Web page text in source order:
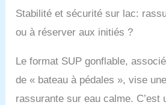
croisière
km/h.
optimale
rapport
adopte
Stabilité et sécurité sur lac:
ou à réserver aux initiés ?
Le format SUP gonflable,
de « bateau à pédales », vise
rassurante sur eau calme. C’est